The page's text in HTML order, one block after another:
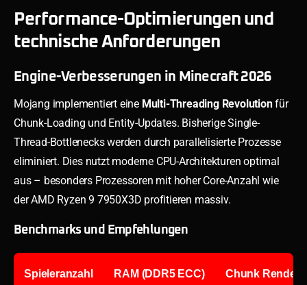
Performance-Optimierungen und
technische Anforderungen
Engine-Verbesserungen in Minecraft 2026
Mojang implementiert eine Multi-Threading Revolutionfür
Chunk-Loading und Entity-Updates. Bisherige Single-
Thread-Bottlenecks werden durch parallelisierte Prozesse
eliminiert. Dies nutzt moderne CPU-Architekturen optimal
aus – besonders Prozessoren mit hoher Core-Anzahl wie
der AMD Ryzen 9 7950X3D profitieren massiv.
Benchmarks und Empfehlungen
Spieleranzahl RAM (DDR5 ECC) Chunk Render